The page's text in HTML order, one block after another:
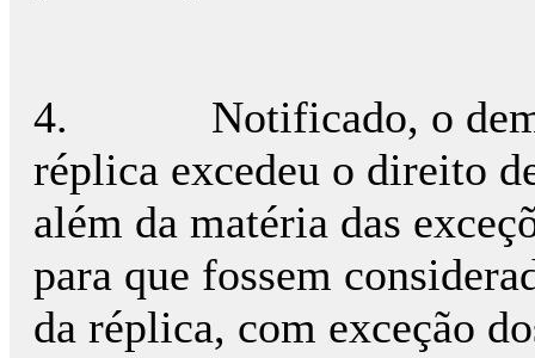
4.
Notificado, o
réplica excedeu o direito
além da matéria das
para que fossem
da réplica, com exceção